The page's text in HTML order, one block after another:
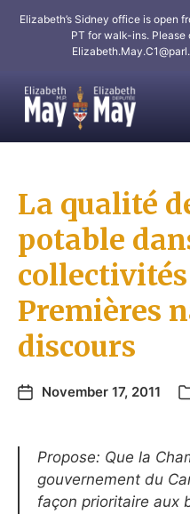
Elizabeth’s Sidney office is open
PT for walk-ins.
La qualité
potable
collectivités
Premières
discours
November 17, 2011
Propose: Que la
gouvernement du
façon prioritaire aux